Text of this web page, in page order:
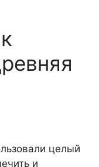
целый
и